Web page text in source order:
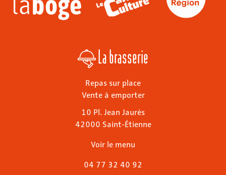
La brasserie
Repas sur place
Vente à emporter
10 Pl. Jean Jaurès
42000 Saint-Étienne
Voir le menu
04 77 32 40 92